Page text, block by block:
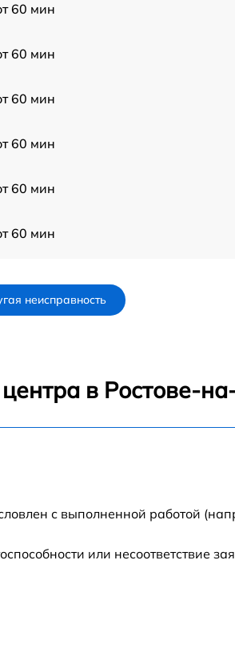
60 мин
60 мин
60 мин
60 мин
60 мин
60 мин
от 60 мин
неисправность
в Ростове-
с выполненной работой
или несоответствие